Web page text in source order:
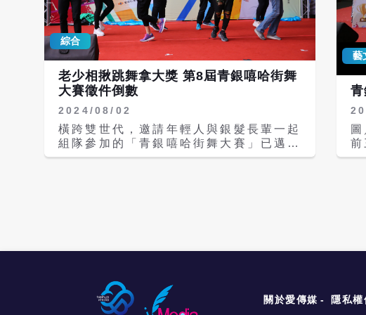
easy、易澄-Riz groove、K7-K
seven、小光-Kua smoove、喉結-
Cool hong、孫樊-I swag 每位都是台
灣新生代 Litefeet 最正能量全面爆發的
代表。更多資訊請至 IG（全臺第一個
Litefeet 大家族）：
@breaking_bad_litefeettaiwan
賽
術
國
而海報上的頂級明星評審陣容包括陳漢
典，他曾是自來水杯舞蹈大賽亞軍，舞齡
超過25年。《原子少年》星際導師田一
德，也是《這！就是街舞》第一季亞軍。
來自Locking創始的團體的Tony
Gogo、日本天團「放浪兄弟」EXILE核
心成員「姐夫」Akira、葉乃文（牛
奶）、吳建豪、MC HotDog熱狗、金
陽、許凱皓、Muta大淵、Kenzy小春與
推動Waacking及voguing文化的「惡
竟
夠
就
綜合
老少相揪跳舞拿大獎 第8屆青銀嘻哈街舞
大賽徵件倒數
2024/08/02
橫跨雙世代，邀請年輕人與銀髮長輩一起
組隊參加的「青銀嘻哈街舞大賽」已邁入
第八屆！台北仁濟院與仁濟安老所為了促
動加入「時光歲道」主題，運用「時光隧
道」諧音，打破了年齡的界限，藉由街舞
聚集在一起，在共舞過程中跨越世代間的
藝
還
關於愛傳媒 隱私權